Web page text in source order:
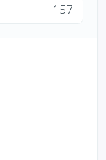
157